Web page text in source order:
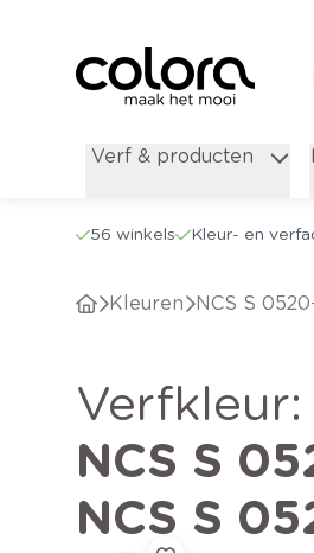
Verf & producten
56 winkels Kleur- en
Kleuren NCS S
verfkleur:
NCS S
NCS S